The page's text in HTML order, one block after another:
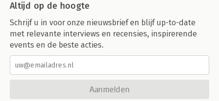
Altijd op de hoogte
Schrijf u in voor onze nieuwsbrief en blijf up-to-date
met relevante interviews en recensies, inspirerende
events en de beste acties.
Aanmelden